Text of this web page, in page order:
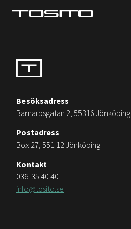
Besöksadress
Barnarpsgatan 2, 55316 Jönköping
Postadress
Box 27, 551 12 Jönköping
Kontakt
036-35 40 40
info@tosito.se